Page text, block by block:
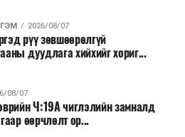
бөгөөд энэ жилийн хувьд
өдөр таарсанд иргэд баяртай
төв замуудыг хаасан тул
чиглэлд, томоохон 19 зах
хуваарьт өөрчлөлт орсон
2026/08/07
рүү зөвшөөрөлгүй
дуудлага хийхийг хориг...
08/07
Ч:19А чиглэлийн замналд
өөрчлөлт ор...